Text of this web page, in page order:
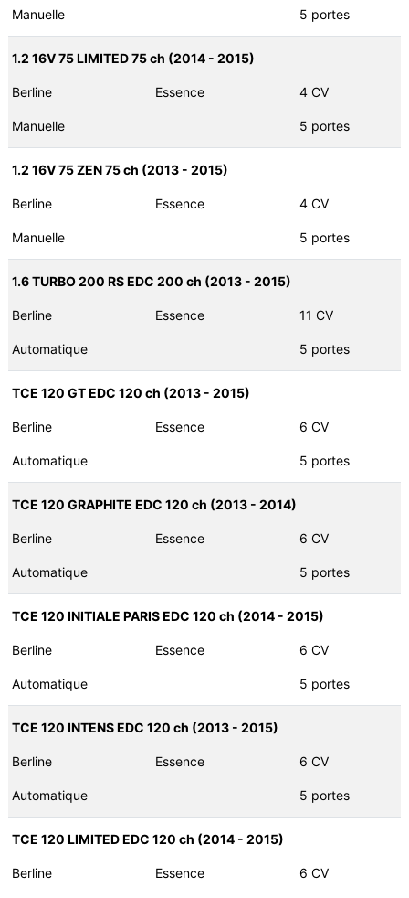
Manuelle 5 portes
1.2 16V 75 LIMITED 75 ch (2014 - 2015)
Berline Essence 4 CV
Manuelle 5 portes
1.2 16V 75 ZEN 75 ch (2013 - 2015)
Berline Essence 4 CV
Manuelle 5 portes
1.6 TURBO 200 RS EDC 200 ch (2013 - 2015)
Berline Essence 11 CV
Automatique 5 portes
TCE 120 GT EDC 120 ch (2013 - 2015)
Berline Essence 6 CV
Automatique 5 portes
TCE 120 GRAPHITE EDC 120 ch (2013 - 2014)
Berline Essence 6 CV
Automatique 5 portes
TCE 120 INITIALE PARIS EDC 120 ch (2014 - 2015)
Berline Essence 6 CV
Automatique 5 portes
TCE 120 INTENS EDC 120 ch (2013 - 2015)
Berline Essence 6 CV
Automatique 5 portes
TCE 120 LIMITED EDC 120 ch (2014 - 2015)
Berline Essence 6 CV